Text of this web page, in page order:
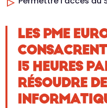
LES PME
15 HEURES
RÉSOUDRE